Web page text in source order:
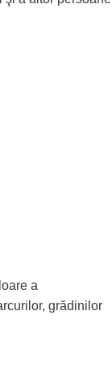
a
grădinilor